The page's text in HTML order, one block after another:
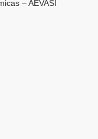
– AEVASI